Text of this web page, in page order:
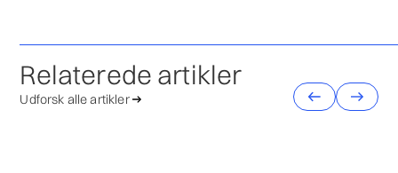
Relaterede artikler
Udforsk alle artikler